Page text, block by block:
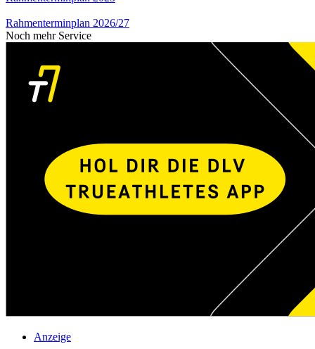
Rahmenterminplan 2026/27
Noch mehr Service
Anzeige